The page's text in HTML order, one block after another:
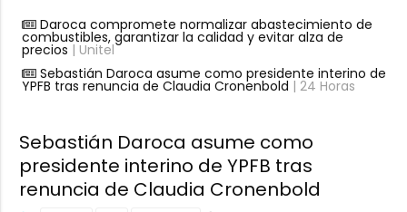
Daroca compromete normalizar abastecimiento de
combustibles, garantizar la calidad y evitar alza de
precios | Unitel
Sebastián Daroca asume como presidente interino de
YPFB tras renuncia de Claudia Cronenbold | 24 Horas
Sebastián Daroca asume como
presidente interino de YPFB tras
renuncia de Claudia Cronenbold